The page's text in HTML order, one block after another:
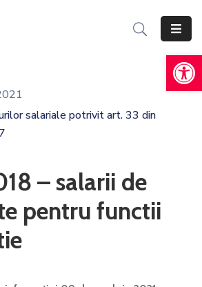
salariale potrivit art. 33 din
– salarii de
pentru functii